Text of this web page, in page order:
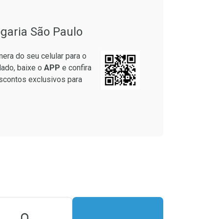
São Paulo
do seu celular para o
baixe o APP e confira
exclusivos para